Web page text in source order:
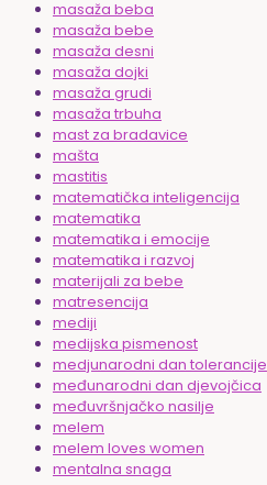
masaža beba
masaža bebe
masaža desni
masaža dojki
masaža grudi
masaža trbuha
mast za bradavice
mašta
mastitis
matematička inteligencija
matematika
matematika i emocije
matematika i razvoj
materijali za bebe
matresencija
mediji
medijska pismenost
medjunarodni dan tolerancije
međunarodni dan djevojčica
međuvršnjačko nasilje
melem
melem loves women
mentalna snaga